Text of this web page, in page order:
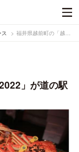
福井県越前町の「越前がに朝市2022」が道の駅越前にて開催
」が道の駅